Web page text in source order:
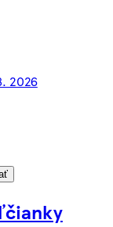
2026